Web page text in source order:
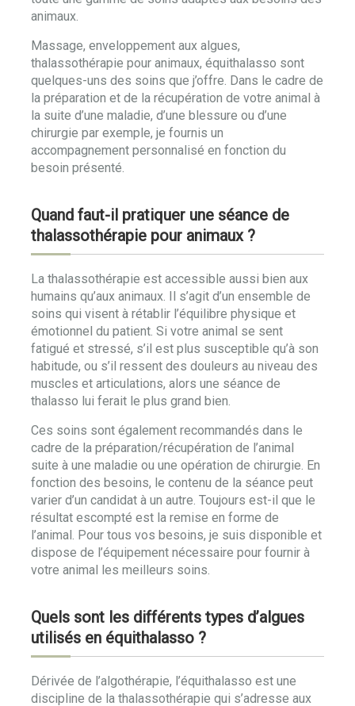
animaux.
Massage, enveloppement aux algues,
thalassothérapie pour animaux, équithalasso sont
quelques-uns des soins que j’offre. Dans le cadre de
la préparation et de la récupération de votre animal à
la suite d’une maladie, d’une blessure ou d’une
chirurgie par exemple, je fournis un
accompagnement personnalisé en fonction du
besoin présenté.
Quand faut-il pratiquer une séance de
thalassothérapie pour animaux ?
La thalassothérapie est accessible aussi bien aux
humains qu’aux animaux. Il s’agit d’un ensemble de
soins qui visent à rétablir l’équilibre physique et
émotionnel du patient. Si votre animal se sent
fatigué et stressé, s’il est plus susceptible qu’à son
habitude, ou s’il ressent des douleurs au niveau des
muscles et articulations, alors une séance de
thalasso lui ferait le plus grand bien.
Ces soins sont également recommandés dans le
cadre de la préparation/récupération de l’animal
suite à une maladie ou une opération de chirurgie. En
fonction des besoins, le contenu de la séance peut
varier d’un candidat à un autre. Toujours est-il que le
résultat escompté est la remise en forme de
l’animal. Pour tous vos besoins, je suis disponible et
dispose de l’équipement nécessaire pour fournir à
votre animal les meilleurs soins.
Quels sont les différents types d’algues
utilisés en équithalasso ?
Dérivée de l’algothérapie, l’équithalasso est une
discipline de la thalassothérapie qui s’adresse aux